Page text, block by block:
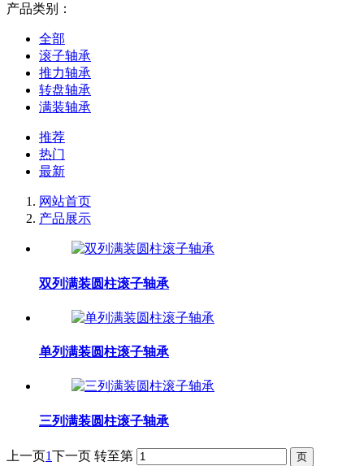
产品类别：
全部
滚子轴承
推力轴承
转盘轴承
满装轴承
推荐
热门
最新
网站首页
产品展示
双列满装圆柱滚子轴承
单列满装圆柱滚子轴承
三列满装圆柱滚子轴承
上一页1下一页 转至第